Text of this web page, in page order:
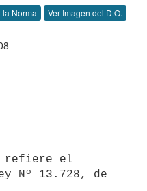
la Norma Ver Imagen del D.O.
Nº 13.728, de